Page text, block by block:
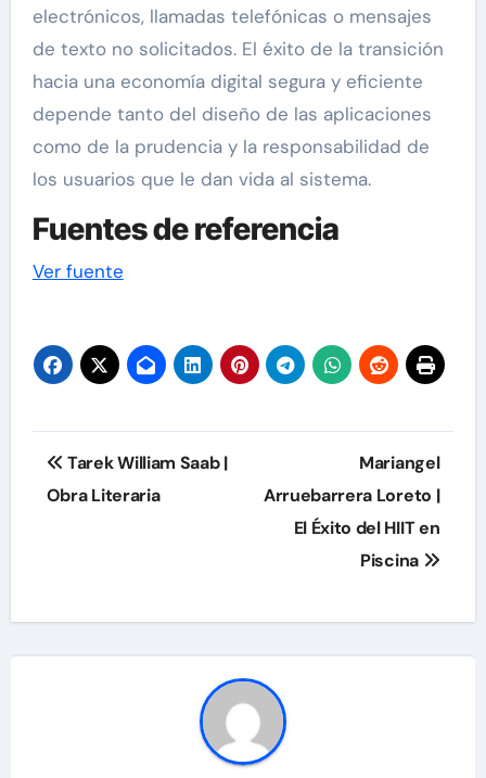
electrónicos, llamadas telefónicas o mensajes
de texto no solicitados. El éxito de la transición
hacia una economía digital segura y eficiente
depende tanto del diseño de las aplicaciones
como de la prudencia y la responsabilidad de
los usuarios que le dan vida al sistema.
Fuentes de referencia
Navegación
entradas
Ver fuente
Navegación
de
Tarek William Saab |
Obra Literaria
Mariangel
Arruebarrera Loreto |
El Éxito del HIIT en
Piscina